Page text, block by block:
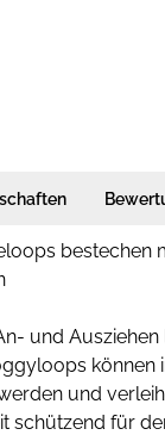
bestechen
und
und
schützend für